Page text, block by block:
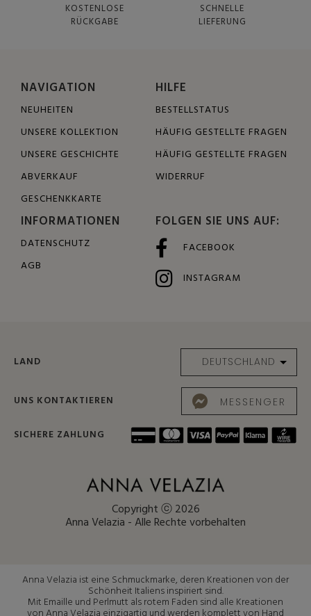
KOSTENLOSE
RÜCKGABE
SCHNELLE
LIEFERUNG
NAVIGATION
NEUHEITEN
UNSERE KOLLEKTION
UNSERE GESCHICHTE
ABVERKAUF
GESCHENKKARTE
HILFE
BESTELLSTATUS
HÄUFIG GESTELLTE FRAGEN
HÄUFIG GESTELLTE FRAGEN
WIDERRUF
INFORMATIONEN
DATENSCHUTZ
AGB
FOLGEN SIE UNS AUF:
FACEBOOK
INSTAGRAM
LAND
UNS KONTAKTIEREN MESSENGER
SICHERE ZAHLUNG
Copyright ⓒ 2026
Anna Velazia - Alle Rechte vorbehalten
Anna Velazia ist eine Schmuckmarke, deren Kreationen von der
Schönheit Italiens inspiriert sind.
Mit Emaille und Perlmutt als rotem Faden sind alle Kreationen